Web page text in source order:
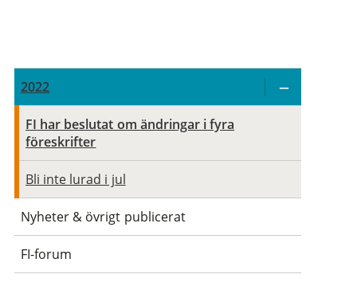
2022
FI har beslutat om ändringar i fyra
föreskrifter
Bli inte lurad i jul
Nyheter & övrigt publicerat
FI-forum